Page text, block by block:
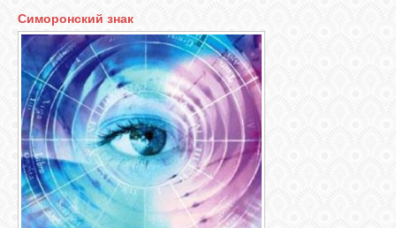
РИТУАЛЫ
БИБЛИОТЕКА
ФЭН-ШУЙ
КАРТИНКИ
Симоронский знак